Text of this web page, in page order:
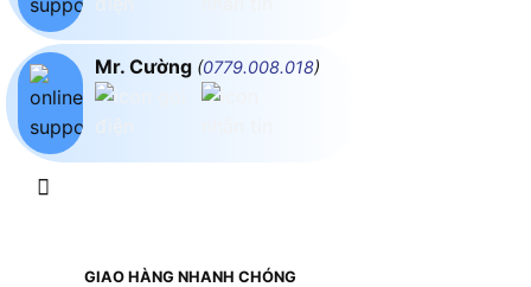
Mr. Cường (0779.008.018)
GIAO HÀNG NHANH CHÓNG